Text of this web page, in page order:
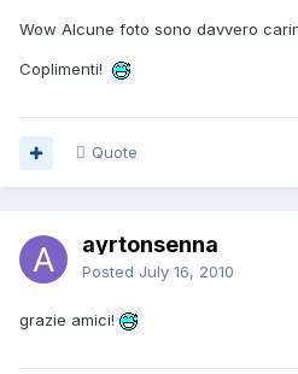
Wow Alcune foto sono davvero
Coplimenti!
Quote
ayrtonsenna
Posted July 16, 2010
grazie amici!